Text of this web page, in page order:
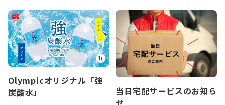
Olympicオリジナル「強
炭酸水」
当日宅配サービスのお知ら